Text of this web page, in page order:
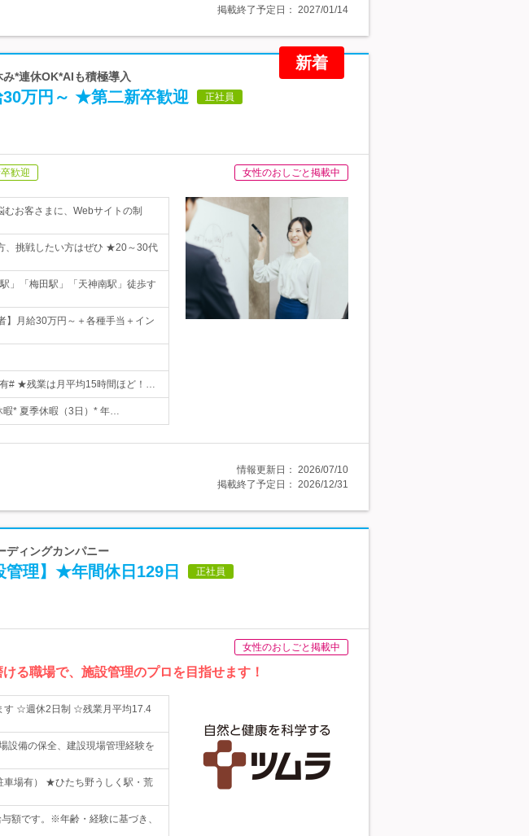
掲載終了予定日： 2027/01/14
新着
*連休OK*AIも積極導入
30万円～ ★第二新卒歓迎 正社員
歓迎 女性のおしごと掲載中
むお客さまに、Webサイトの制
、挑戦したい方はぜひ ★20～30代
「梅田駅」「天神南駅」徒歩す
】月給30万円～＋各種手当＋イン
# ★残業は月平均15時間ほど！…
* 夏季休暇（3日）* 年…
情報更新日： 2026/07/10
掲載終了予定日： 2026/12/31
ディングカンパニー
管理】★年間休日129日 正社員
女性のおしごと掲載中
る職場で、施設管理のプロを目指せます！
す ☆週休2日制 ☆残業月平均17.4
設備の保全、建設現場管理経験を
場有） ★ひたち野うしく駅・荒
額です。※年齢・経験に基づき、